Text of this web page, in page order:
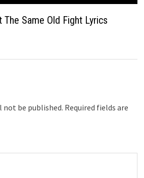
Same Old Fight Lyrics
not be published. Required fields are